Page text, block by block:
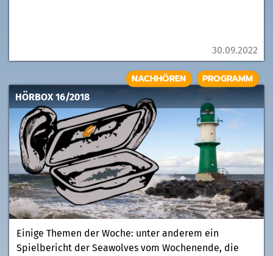
30.09.2022
HÖRBOX 16/2018
NACHHÖREN PROGRAMM
Einige Themen der Woche: unter anderem ein
Spielbericht der Seawolves vom Wochenende, die